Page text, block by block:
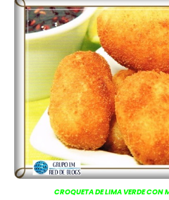
CROQUETA DE LIMA VERDE CON